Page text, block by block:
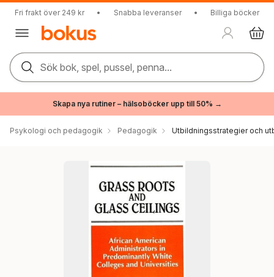
Fri frakt över 249 kr • Snabba leveranser • Billiga böcker
Sök bok, spel, pussel, penna...
Skapa nya rutiner – hälsoböcker upp till 50% →
Psykologi och pedagogik Pedagogik Utbildningsstrategier och